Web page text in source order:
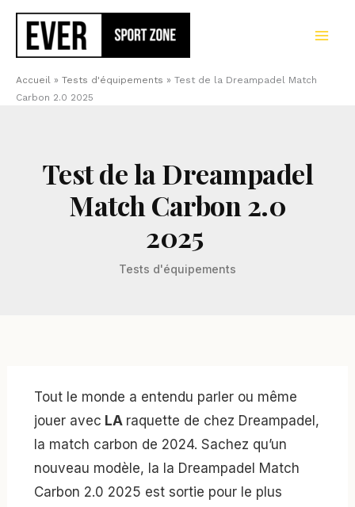
Aller
contenu
Accueil » Tests d'équipements » Test de la Dreampadel Match
Carbon 2.0 2025
Test de la Dreampadel
Match Carbon 2.0
2025
Tests d'équipements
Tout le monde a entendu parler ou même
jouer avec LA raquette de chez Dreampadel,
la match carbon de 2024. Sachez qu’un
nouveau modèle, la la Dreampadel Match
Carbon 2.0 2025 est sortie pour le plus